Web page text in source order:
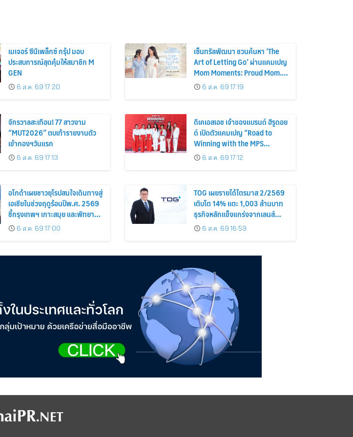
เมเจอร์ ซีนีเพล็กซ์ กรุ้ป มอบ
ประสบการณ์สุดคุ้มให้สมาชิก M
GEN
6 ส.ค. 69 17:20
เซ็นทรัลพัฒนา ชวนค้นหา ‘The
Art of Letting Go’ ผ่านแคมเปญ
Mom Moments: Proud Mom.
Proud of My Mom.
6 ส.ค. 69 17:19
จักรวาลสะเทือน! 77 สาวงาม
“MUT2026” ตบเท้ารายงานตัว
เข้ากองฯวันแรก
6 ส.ค. 69 17:13
ดีเคเอสเอช เจ้าของแบรนด์ ฮีรูดอย
ด์ เปิดตัวแคมเปญ “Road to
Winning with the MPS
Science”
6 ส.ค. 69 17:12
อโกด้าเผยชาวยุโรปสนใจเดินทางสู่
เอเชียในช่วงฤดูร้อนปีพ.ศ. 2569
ชี้กรุงเทพฯ เกาะสมุย และพัทยา
ติดอันดับเมืองยอดนิยม
6 ส.ค. 69 17:00
TOG เผยรายได้ไตรมาส 2/2569
เติบโต 14% แตะ 1,003 ล้านบาท
ธุรกิจหลักแข็งแกร่งจากเลนส์
มูลค่าเพิ่ม และการขยายตลาดต่าง
ประเทศ พร้อมเดินหน้าลงทุนเพื่อ
6 ส.ค. 69 16:59